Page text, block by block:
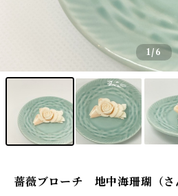
1/6
薔薇ブローチ 地中海珊瑚（